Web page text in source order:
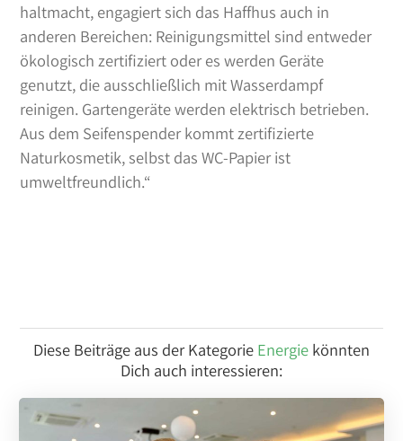
haltmacht, engagiert sich das Haffhus auch in
anderen Bereichen: Reinigungsmittel sind entweder
ökologisch zertifiziert oder es werden Geräte
genutzt, die ausschließlich mit Wasserdampf
reinigen. Gartengeräte werden elektrisch betrieben.
Aus dem Seifenspender kommt zertifizierte
Naturkosmetik, selbst das WC-Papier ist
umweltfreundlich.“
Diese Beiträge aus der Kategorie Energie könnten
Dich auch interessieren: